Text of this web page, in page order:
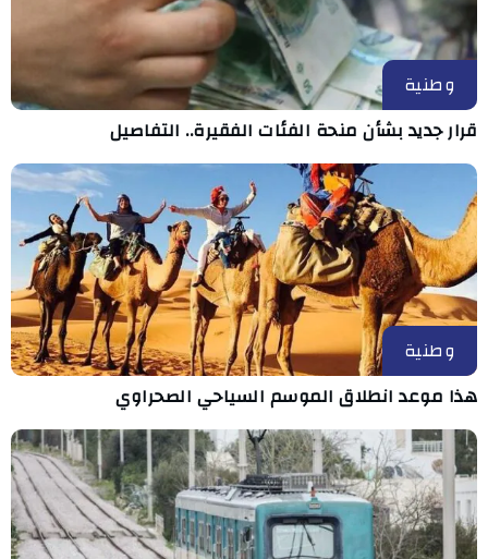
وطنية
قرار جديد بشأن منحة الفئات الفقيرة.. التفاصيل
وطنية
هذا موعد انطلاق الموسم السياحي الصحراوي